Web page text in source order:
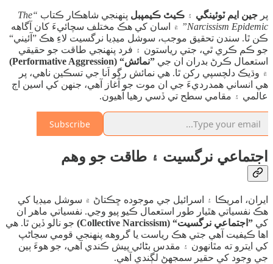
​پر جين ايم ٽوئينگي ۽ ڪيٿ ڪيمپبل پنهنجي شاهڪار ڪتاب
“The
Narcissism Epidemic”
۾ اسان کي هڪ مختلف سچائيءَ کان آگاهه
ڪن ٿا. سندن تحقيق موجب، سوشل ميڊيا نرگسيت لاءِ هڪ ”آئيني“
جو ڪم ڪري ٿي، جتي رياستون ۽ فرد پنهنجي طاقت جو حقيقي
استعمال ڪرڻ بدران ان جي ”نمائش“ (Performative Aggression)
۾ وڌيڪ دلچسپي رکن ٿا. هي نمائش رڳو اَنا جي تسڪين ناهي، پر
هي انساني همدرديءَ جي ان موت جو آغاز آهي، جنهن کي اسين اڄ
عالمي ۽ مقامي سطح تي ڏسي رهيا آهيون.
Subscribe
​اجتماعي نرگسيت ۽ طاقت جو وهم
​ايران، امريڪا ۽ اسرائيل جي موجوده ڇڪتاڻ ۾ سوشل ميڊيا کي
هڪ نفسياتي هٿيار طور استعمال ڪيو پيو وڃي. نفسياتي ماهر ان
کي ”اجتماعي نرگسيت“ (Collective Narcissism)
جو نالو ڏين ٿا. هي
اها ڪيفيت آهي جتي هڪ رياست يا گروهه پنهنجي قومي سڃاڻپ
کي ايترو ته مٿانهون ۽ مقدس بڻائي پيش ڪندي آهي، جو هوءَ ٻين
جي وجود کي حقير سمجهڻ لڳندي آهي.